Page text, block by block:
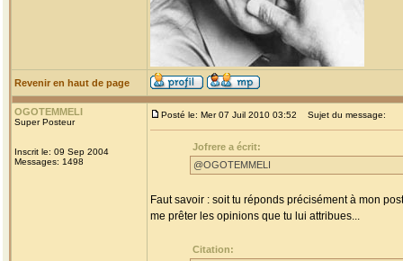
Revenir en haut de page
OGOTEMMELI
Super Posteur
Inscrit le: 09 Sep 2004
Messages: 1498
Posté le: Mer 07 Juil 2010 03:52 Sujet du message:
Jofrere a écrit:
@OGOTEMMELI
Faut savoir : soit tu réponds précisément à mon
me prêter les opinions que tu lui attribues...
Citation: